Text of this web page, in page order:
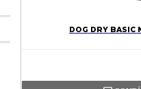
DOG DRY BASIC